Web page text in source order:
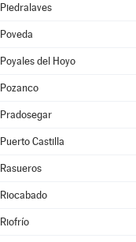
Piedralaves
Poveda
Poyales del Hoyo
Pozanco
Pradosegar
Puerto Castilla
Rasueros
Riocabado
Riofrío